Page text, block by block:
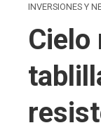
INVERSIONES Y
Cielo